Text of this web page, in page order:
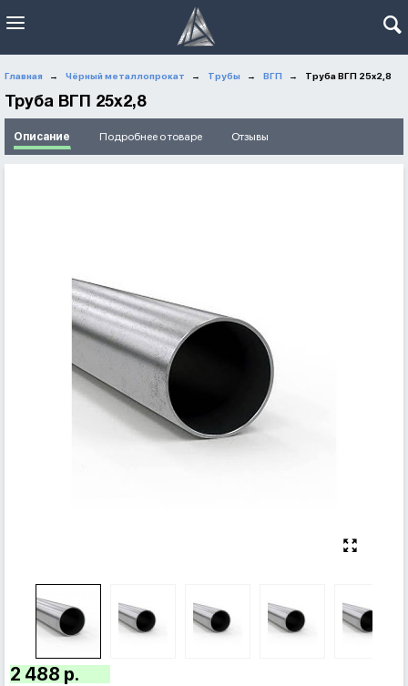
Главная → Чёрный металлопрокат → Трубы → ВГП → Труба ВГП 25x2,8
Труба ВГП 25x2,8
Описание Подробнее о товаре Отзывы
2 488 р.